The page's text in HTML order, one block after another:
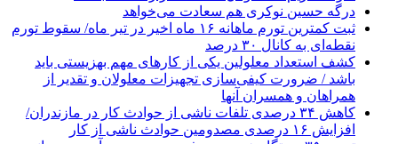
درگه حسین نوکری هم سعادت می‌خواهد
ثبت کمترین تورم ماهانه ۱۶ ماه اخیر در تیر ماه/ سقوط تورم
نقطه‌ای به کانال ۳۰ درصد
کشف استعداد معلولین یکی از کارهای مهم بهزیستی باید
باشد / ضرورت کیفی‌سازی تجهیزات معلولان و تقدیر از
همراهان و همسران آنها
کاهش ۳۴ درصدی تلفات ناشی از حوادث كار در مازندران/
افزایش ۱۶ درصدی مصدومین حوادث ناشی از کار